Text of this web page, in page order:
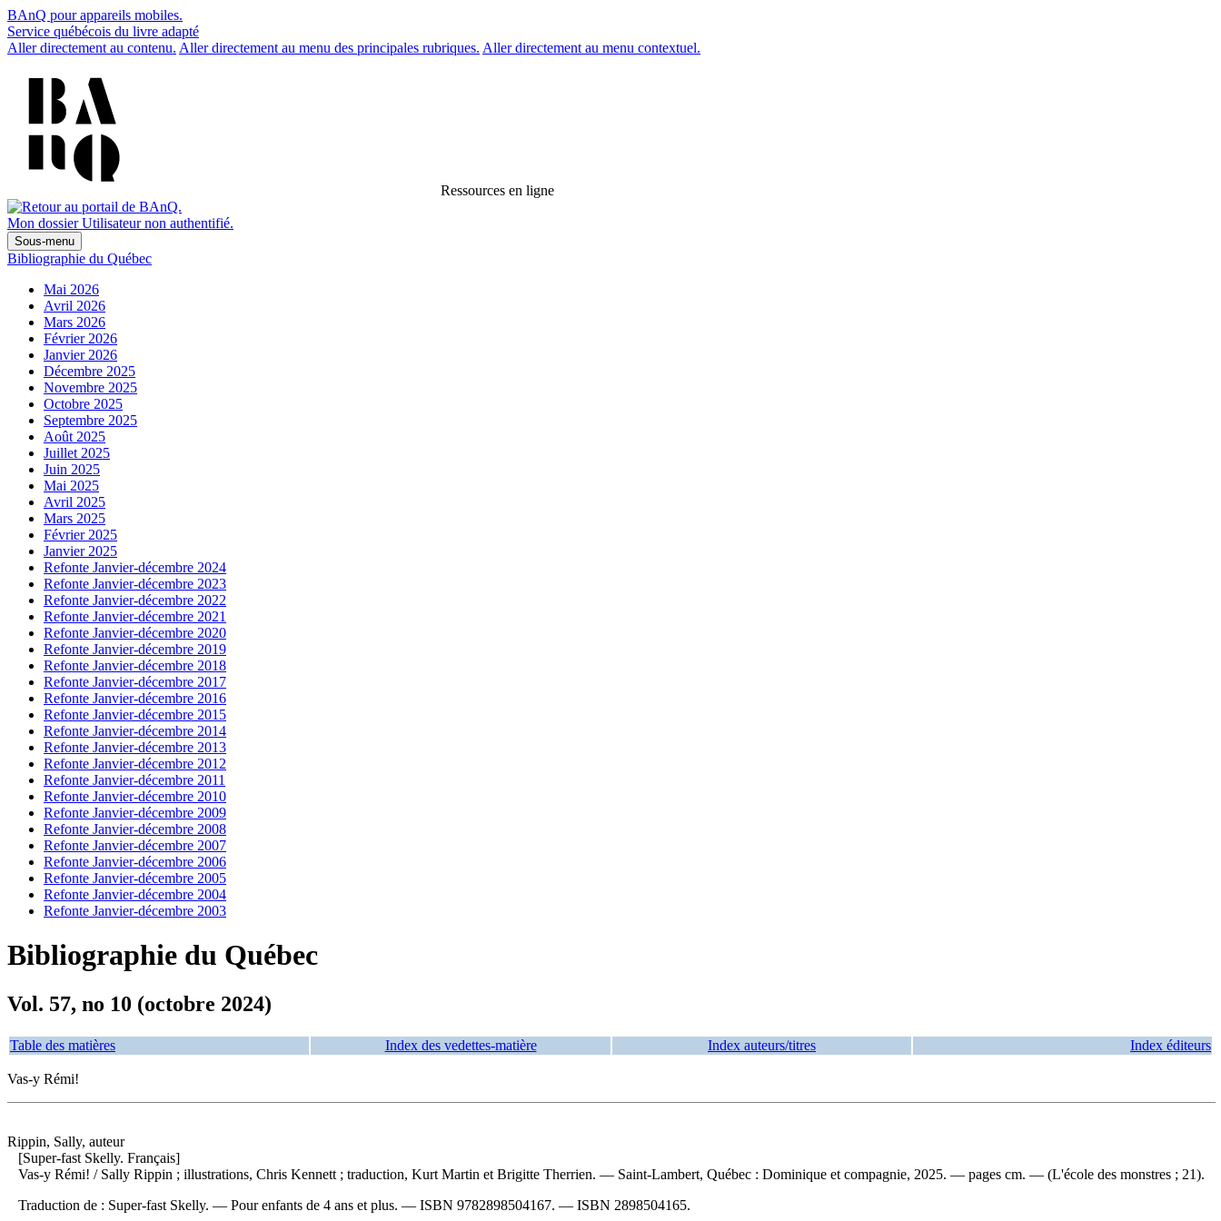
BAnQ pour appareils mobiles.
Service québécois du livre adapté
Aller directement au contenu. Aller directement au menu des principales rubriques. Aller directement au menu contextuel.
Ressources en ligne
Mon dossier Utilisateur non authentifié.
Sous-menu
Bibliographie du Québec
Mai 2026
Avril 2026
Mars 2026
Février 2026
Janvier 2026
Décembre 2025
Novembre 2025
Octobre 2025
Septembre 2025
Août 2025
Juillet 2025
Juin 2025
Mai 2025
Avril 2025
Mars 2025
Février 2025
Janvier 2025
Refonte Janvier-décembre 2024
Refonte Janvier-décembre 2023
Refonte Janvier-décembre 2022
Refonte Janvier-décembre 2021
Refonte Janvier-décembre 2020
Refonte Janvier-décembre 2019
Refonte Janvier-décembre 2018
Refonte Janvier-décembre 2017
Refonte Janvier-décembre 2016
Refonte Janvier-décembre 2015
Refonte Janvier-décembre 2014
Refonte Janvier-décembre 2013
Refonte Janvier-décembre 2012
Refonte Janvier-décembre 2011
Refonte Janvier-décembre 2010
Refonte Janvier-décembre 2009
Refonte Janvier-décembre 2008
Refonte Janvier-décembre 2007
Refonte Janvier-décembre 2006
Refonte Janvier-décembre 2005
Refonte Janvier-décembre 2004
Refonte Janvier-décembre 2003
Bibliographie du Québec
Vol. 57, no 10 (octobre 2024)
Table des matières Index des vedettes-matière Index auteurs/titres Index éditeurs
Vas-y Rémi!
Rippin, Sally, auteur
[Super-fast Skelly. Français]
Vas-y Rémi! / Sally Rippin ; illustrations, Chris Kennett ; traduction, Kurt Martin et Brigitte Therrien. — Saint-Lambert, Québec : Dominique et compagnie, 2025. — pages cm. — (L'école des monstres ; 21).
Traduction de : Super-fast Skelly. — Pour enfants de 4 ans et plus. — ISBN 9782898504167. — ISBN 2898504165.